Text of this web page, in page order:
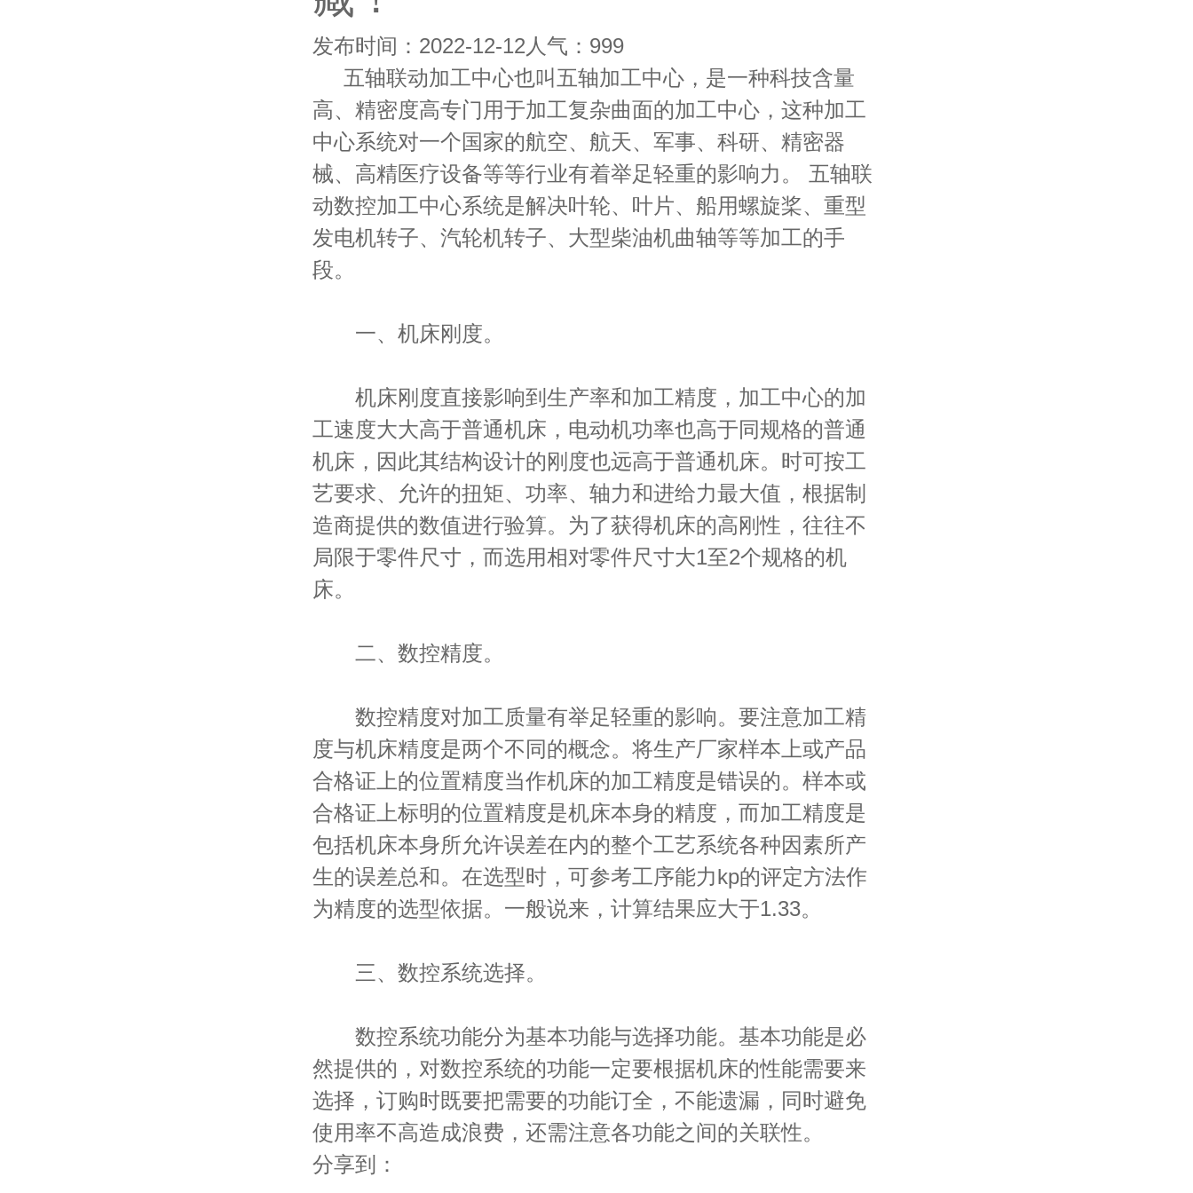
发布时间：2022-12-12 人气： 999
五轴联动加工中心也叫五轴加工中心，是一种科技含量
高、精密度高专门用于加工复杂曲面的加工中心，这种加工
中心系统对一个国家的航空、航天、军事、科研、精密器
械、高精医疗设备等等行业有着举足轻重的影响力。 五轴联
动数控加工中心系统是解决叶轮、叶片、船用螺旋桨、重型
发电机转子、汽轮机转子、大型柴油机曲轴等等加工的手
段。
一、机床刚度。
机床刚度直接影响到生产率和加工精度，加工中心的加
工速度大大高于普通机床，电动机功率也高于同规格的普通
机床，因此其结构设计的刚度也远高于普通机床。时可按工
艺要求、允许的扭矩、功率、轴力和进给力最大值，根据制
造商提供的数值进行验算。为了获得机床的高刚性，往往不
局限于零件尺寸，而选用相对零件尺寸大1至2个规格的机
床。
二、数控精度。
数控精度对加工质量有举足轻重的影响。要注意加工精
度与机床精度是两个不同的概念。将生产厂家样本上或产品
合格证上的位置精度当作机床的加工精度是错误的。样本或
合格证上标明的位置精度是机床本身的精度，而加工精度是
包括机床本身所允许误差在内的整个工艺系统各种因素所产
生的误差总和。在选型时，可参考工序能力kp的评定方法作
为精度的选型依据。一般说来，计算结果应大于1.33。
三、数控系统选择。
数控系统功能分为基本功能与选择功能。基本功能是必
然提供的，对数控系统的功能一定要根据机床的性能需要来
选择，订购时既要把需要的功能订全，不能遗漏，同时避免
使用率不高造成浪费，还需注意各功能之间的关联性。
分享到：